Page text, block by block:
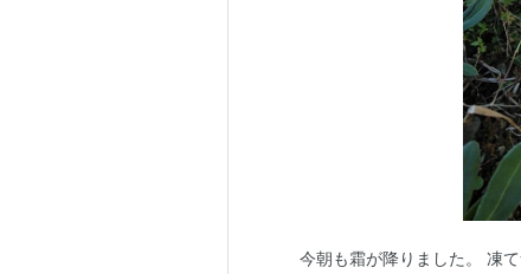
今朝も霜が降りました。 凍